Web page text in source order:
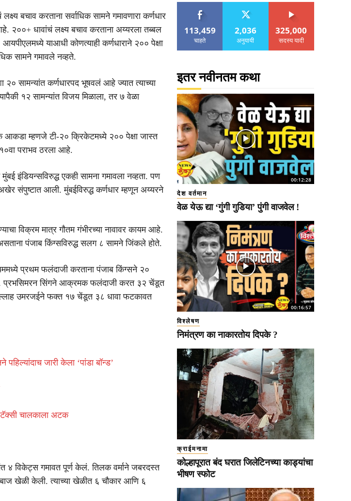
बचाव करताना सर्वाधिक सामने गमावणारा कर्णधार
धावांचं लक्ष्य बचाव करताना अय्यरला तब्बल
याआधी कोणत्याही कर्णधाराने २०० पेक्षा
सामने गमावले नव्हते.
सामन्यांत कर्णधारपद भूषवलं आहे ज्यात त्याच्या
१२ सामन्यांत विजय मिळाला, तर ७ वेळा
आकडा म्हणजे टी-२० क्रिकेटमध्ये २०० पेक्षा जास्त
१०वा पराभव ठरला आहे.
इंडियन्सविरुद्ध एकही सामना गमावला नव्हता. पण
अखेर संपुष्टात आली. मुंबईविरुद्ध कर्णधार म्हणून अय्यरने
विक्रम मात्र गौतम गंभीरच्या नावावर कायम आहे.
पंजाब किंग्सविरुद्ध सलग ८ सामने जिंकले होते.
प्रथम फलंदाजी करताना पंजाब किंग्सने २०
प्रभसिमरन सिंगने आक्रमक फलंदाजी करत ३२ चेंडूत
उमरजईने फक्त १७ चेंडूत ३८ धावा फटकावत
जारी केला ‘पांडा बॉन्ड’
चालकाला अटक
४ विकेट्स गमावत पूर्ण केलं. तिलक वर्माने जबरदस्त
खेळी केली. त्याच्या खेळीत ६ चौकार आणि ६
113,459
चाहते
2,036
अनुयायी
325,000
सदस्य यादी
इतर नवीनतम कथा
00:12:28
देश वर्तमान
वेळ येऊ द्या ‘गुंगी गुडिया’ पुंगी वाजवेल !
00:16:57
विश्लेषण
निमंत्रण का नाकारतोय दिपके ?
क्राईमनामा
कोल्हापूरात बंद घरात जिलेटिनच्या काड्यांचा
भीषण स्फोट